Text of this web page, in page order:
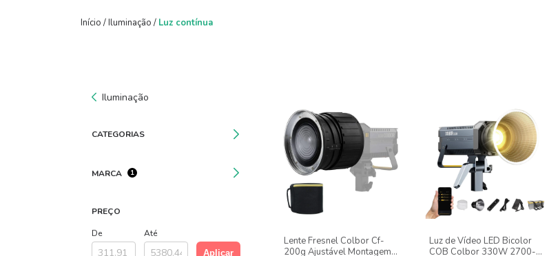
Início /Iluminação / Luz contínua
Iluminação
CATEGORIAS
MARCA 1
PREÇO
De
Até
Aplicar
Lente Fresnel Colbor Cf-
200g Ajustável Montagem
Luz de Vídeo LED Bicolor
COB Colbor 330W 2700-